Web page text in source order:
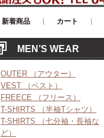
新着商品 カート
MEN’S WEAR
OUTER （アウター）
VEST （ベスト）
FREECE （フリース）
T-SHIRTS （半袖Tシャツ）
T-SHIRTS （七分袖・長袖な
ど）